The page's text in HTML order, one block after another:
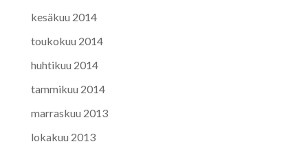
kesäkuu 2014
toukokuu 2014
huhtikuu 2014
tammikuu 2014
marraskuu 2013
lokakuu 2013